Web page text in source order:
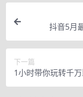
抖音5月
下一篇
1小时带你玩转千
天剪1000部影视+